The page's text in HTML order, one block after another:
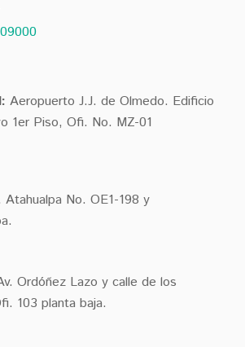
Aeropuerto J.J. de Olmedo. Edificio
1er Piso, Ofi. No. MZ-01
Atahualpa No. OE1-198 y
Ordóñez Lazo y calle de los
103 planta baja.